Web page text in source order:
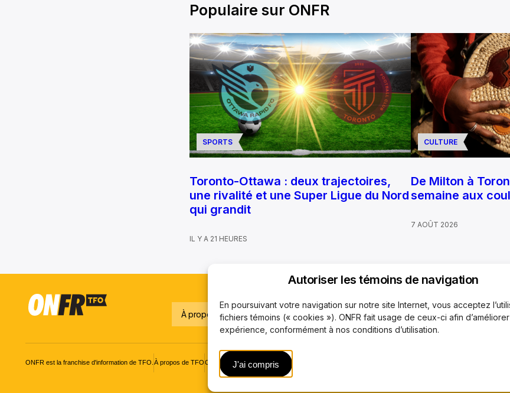
Autoriser les témoins de navigation
En poursuivant votre navigation sur notre site Internet, vous acceptez
fichiers témoins (« cookies »). ONFR fait usage de ceux-ci afin
expérience, conformément à nos conditions d’utilisation.
J'ai compris
Populaire sur ONFR
SPORTS
Toronto-Ottawa : deux trajectoires,
une rivalité et une Super Ligue du Nord
qui grandit
IL Y A 21 HEURES
CULTURE
De Milton à
semaine aux
7 AOÛT 2026
À propos Notre équipe Mécanisme de plaintes Code de déontologie
ONFR est la franchise d'information de TFO. À propos de TFOCarrières © Office des télécommunications éducatives de langue française de l’Ontario (TFO) 2026